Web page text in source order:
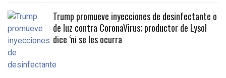
Trump promueve inyecciones de desinfectante o
de luz contra CoronaVirus; productor de Lysol
dice ‘ni se les ocurra